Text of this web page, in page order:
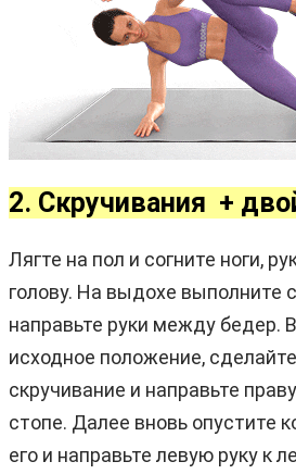
2. Скручивания +
Лягте на пол и согните ноги,
голову. На выдохе выполните
направьте руки между бедер.
исходное положение,
скручивание и направьте
стопе. Далее вновь опустите
его и направьте левую руку к